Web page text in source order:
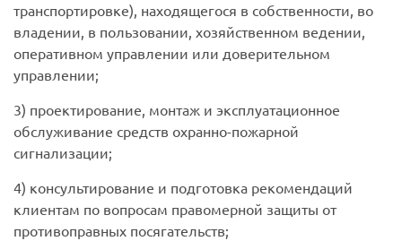
транспортировке), находящегося в собственности, во
владении, в пользовании, хозяйственном ведении,
оперативном управлении или доверительном
управлении;
3) проектирование, монтаж и эксплуатационное
обслуживание средств охранно-пожарной
сигнализации;
4) консультирование и подготовка рекомендаций
клиентам по вопросам правомерной защиты от
противоправных посягательств;